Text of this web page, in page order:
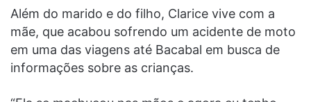
Além do marido e do filho, Clarice vive com a
mãe, que acabou sofrendo um acidente de moto
em uma das viagens até Bacabal em busca de
informações sobre as crianças.